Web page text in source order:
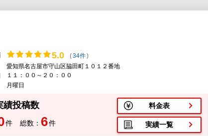
5.0 (34件)
愛知県名古屋市守山区脇田町１０１２番地
１１：００～２０：００
月曜日
績投稿数
件 総数： 6件
料金表
実績一覧